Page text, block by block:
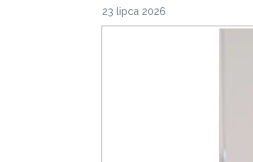
23 lipca 2026